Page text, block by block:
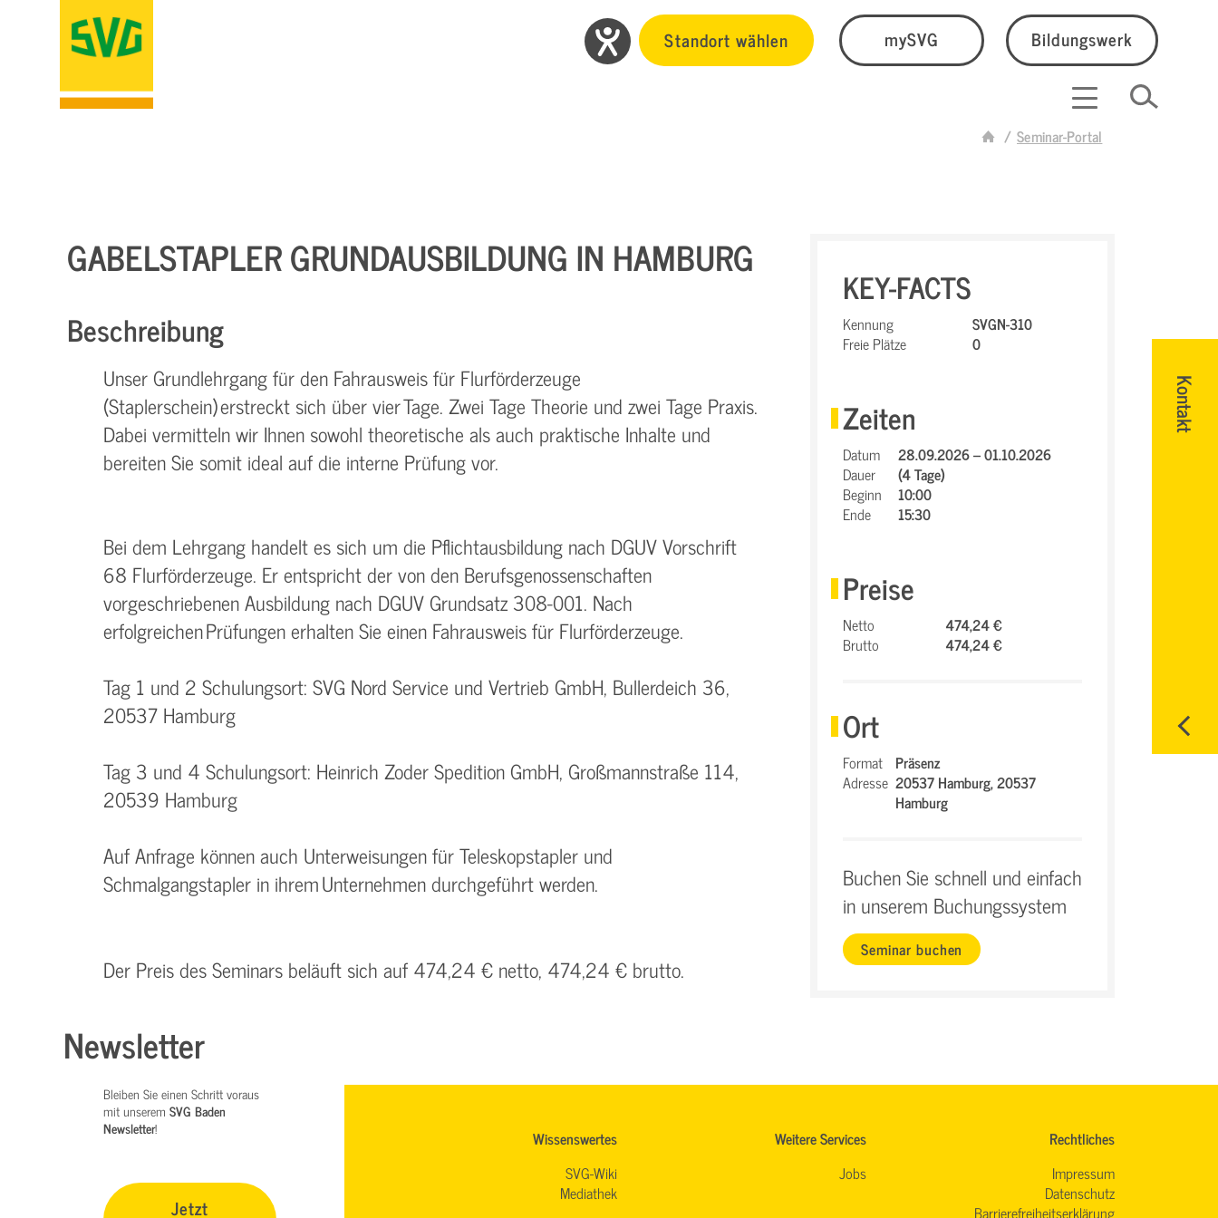
Standort wählen mySVG Bildungswerk
Seminar-Portal
Kontakt
GABELSTAPLER GRUNDAUSBILDUNG IN HAMBURG
Beschreibung
Unser Grundlehrgang für den Fahrausweis für Flurförderzeuge
(Staplerschein) erstreckt sich über vier Tage. Zwei Tage Theorie und zwei Tage Praxis.
Dabei vermitteln wir Ihnen sowohl theoretische als auch praktische Inhalte und
bereiten Sie somit ideal auf die interne Prüfung vor.
Bei dem Lehrgang handelt es sich um die Pflichtausbildung nach DGUV Vorschrift
68 Flurförderzeuge. Er entspricht der von den Berufsgenossenschaften
vorgeschriebenen Ausbildung nach DGUV Grundsatz 308-001. Nach
erfolgreichen Prüfungen erhalten Sie einen Fahrausweis für Flurförderzeuge.
Tag 1 und 2 Schulungsort: SVG Nord Service und Vertrieb GmbH, Bullerdeich 36,
20537 Hamburg
Tag 3 und 4 Schulungsort: Heinrich Zoder Spedition GmbH, Großmannstraße 114,
20539 Hamburg
Auf Anfrage können auch Unterweisungen für Teleskopstapler und
Schmalgangstapler in ihrem Unternehmen durchgeführt werden.
Der Preis des Seminars beläuft sich auf 474,24 € netto, 474,24 € brutto.
KEY-FACTS
Kennung
SVGN-310
Freie Plätze
0
Zeiten
Datum
28.09.2026 – 01.10.2026
Dauer
(4 Tage)
Beginn
10:00
Ende
15:30
Preise
Netto
474,24 €
Brutto
474,24 €
Ort
Format Präsenz
Adresse 20537 Hamburg,20537
Hamburg
Buchen Sie schnell und einfach
in unserem Buchungssystem
Seminar buchen
Newsletter
Bleiben Sie einen Schritt voraus
mit unserem SVG Baden
Newsletter!
Jetzt
Wissenswertes
SVG-Wiki
Mediathek
Weitere Services
Jobs
Rechtliches
Impressum
Datenschutz
Barrierefreiheitserklärung